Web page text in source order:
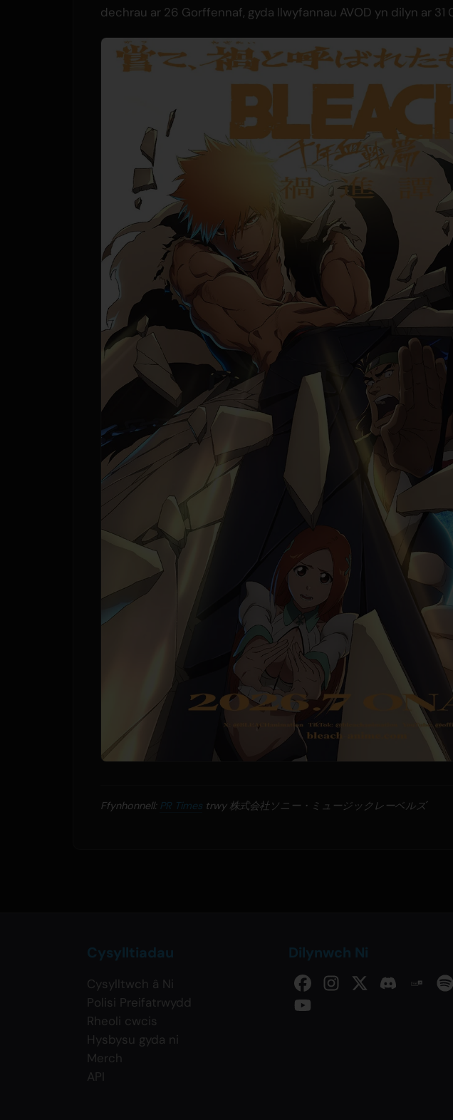
dechrau ar 26 Gorffennaf, gyda llwyfannau AVOD yn dilyn ar 31
Ffynhonnell: PR Times trwy 株式会社ソニー・ミュージックレーベルズ
Cysylltiadau
Cysylltwch â Ni
Polisi Preifatrwydd
Rheoli cwcis
Hysbysu gyda ni
Merch
API
Dilynwch Ni